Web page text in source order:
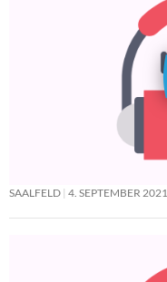
SAALFELD 4. SEPTEMBER 2021